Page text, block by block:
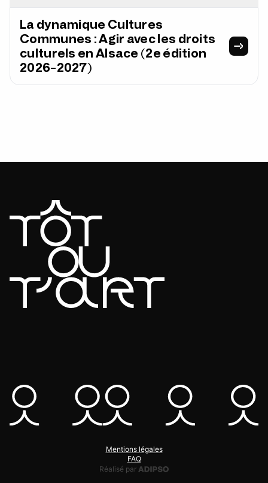
La dynamique Cultures
Communes : Agir avec les droits
culturels en Alsace (2e édition
2026-2027)
Mentions légales
FAQ
Réalisé par
Adipso, agence web et